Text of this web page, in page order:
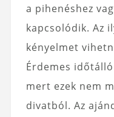
a pihenéshez
kapcsolódik. Az
kényelmet
Érdemes
mert ezek nem
divatból. Az